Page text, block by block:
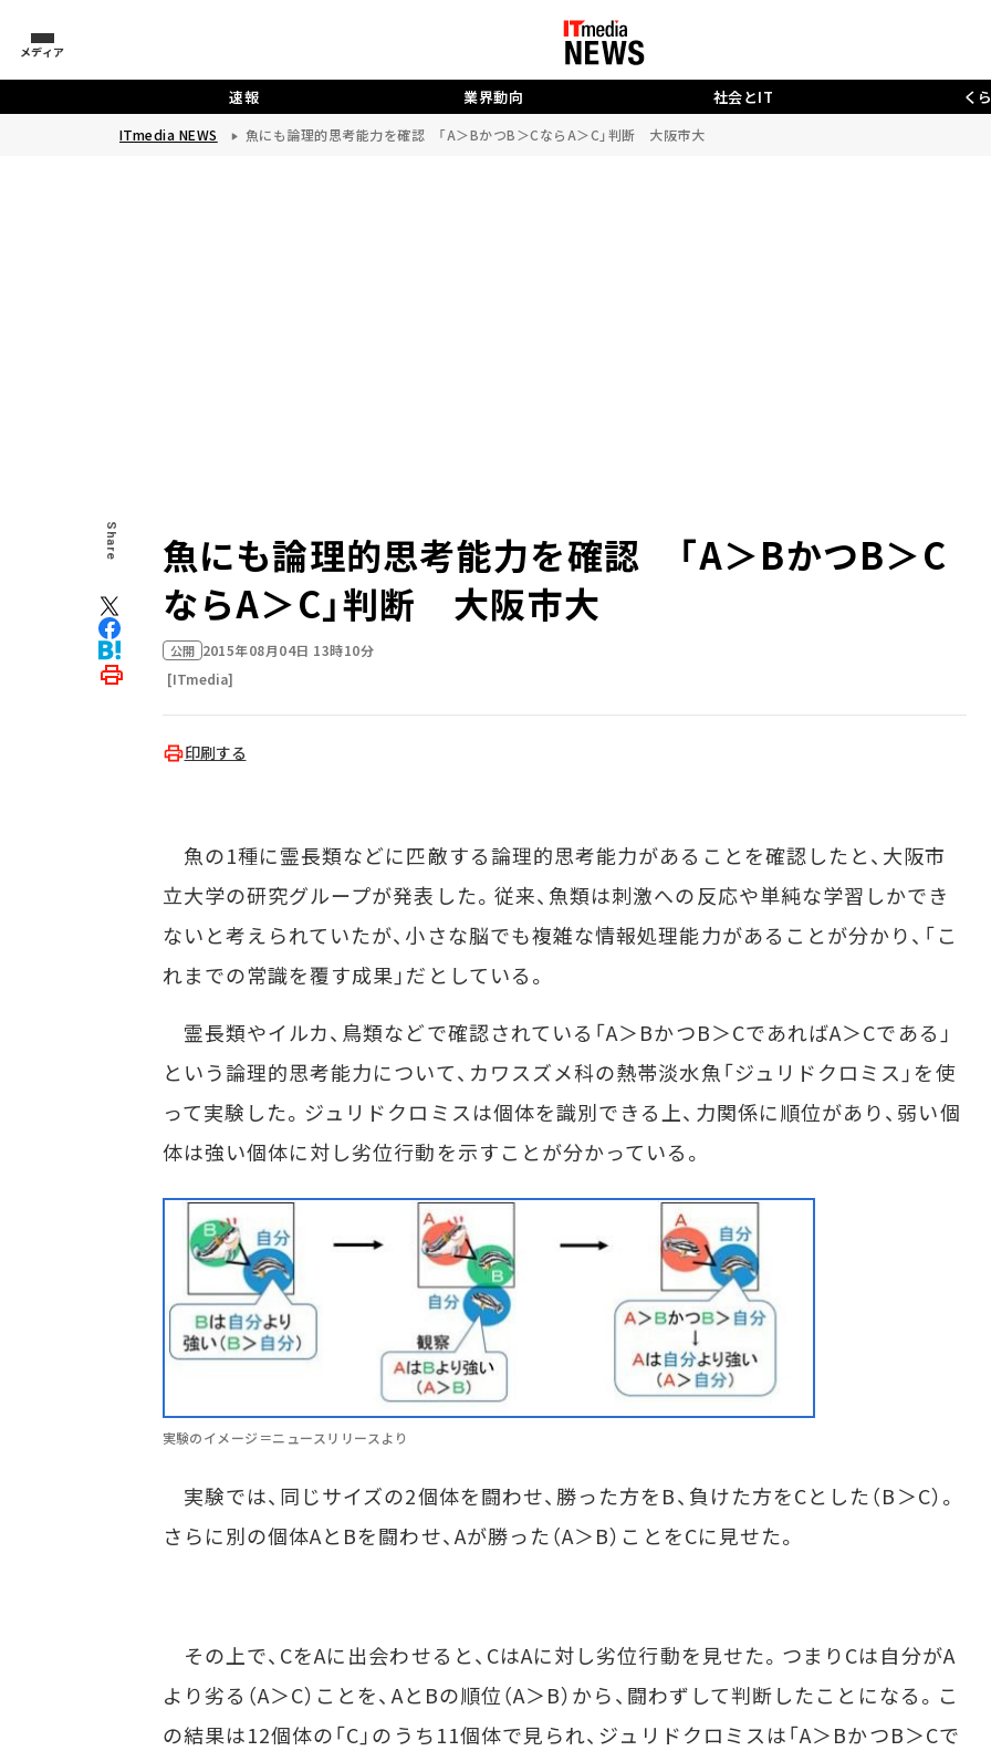
メディア
速報 業界動向 社会とIT く
ITmedia NEWS 魚にも論理的思考能力を確認 「A＞BかつB＞CならA＞C」判断 大阪市大
Share
魚にも論理的思考能力を確認 「A＞BかつB＞C
ならA＞C」判断 大阪市大
公開 2015年08月04日 13時10分
[ITmedia]
印刷する
魚の1種に霊長類などに匹敵する論理的思考能力があることを確認したと、大阪市
立大学の研究グループが発表した。従来、魚類は刺激への反応や単純な学習しかでき
ないと考えられていたが、小さな脳でも複雑な情報処理能力があることが分かり、「こ
れまでの常識を覆す成果」だとしている。
霊長類やイルカ、鳥類などで確認されている「A＞BかつB＞CであればA＞Cである」
という論理的思考能力について、カワスズメ科の熱帯淡水魚「ジュリドクロミス」を使
って実験した。ジュリドクロミスは個体を識別できる上、力関係に順位があり、弱い個
体は強い個体に対し劣位行動を示すことが分かっている。
実験のイメージ＝ニュースリリースより
実験では、同じサイズの2個体を闘わせ、勝った方をB、負けた方をCとした（B＞C）。
さらに別の個体AとBを闘わせ、Aが勝った（A＞B）ことをCに見せた。
その上で、CをAに出会わせると、CはAに対し劣位行動を見せた。つまりCは自分がA
より劣る（A＞C）ことを、AとBの順位（A＞B）から、闘わずして判断したことになる。こ
の結果は12個体の「C」のうち11個体で見られ、ジュリドクロミスは「A＞BかつB＞Cで